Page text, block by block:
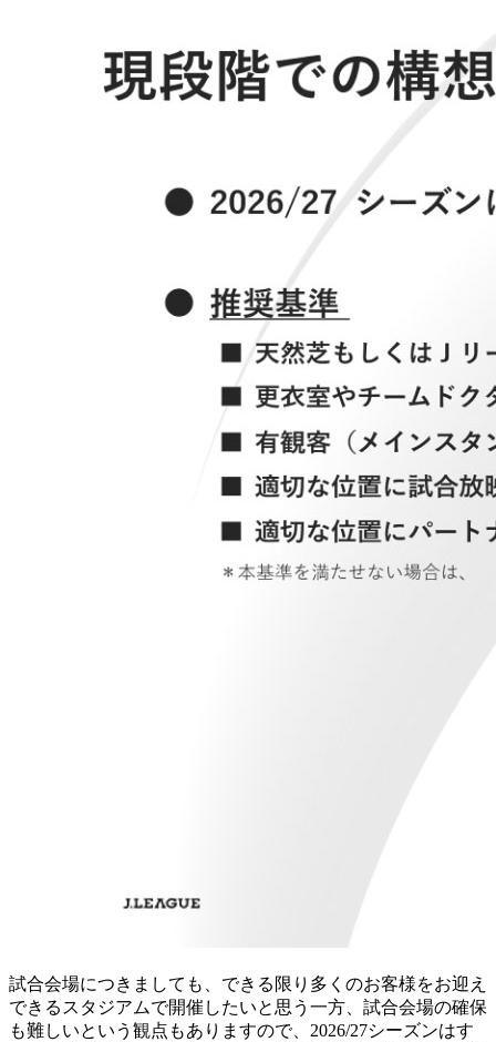
試合会場につきましても、できる限り多くのお客様をお迎え
できるスタジアムで開催したいと思う一方、試合会場の確保
も難しいという観点もありますので、2026/27シーズンはす